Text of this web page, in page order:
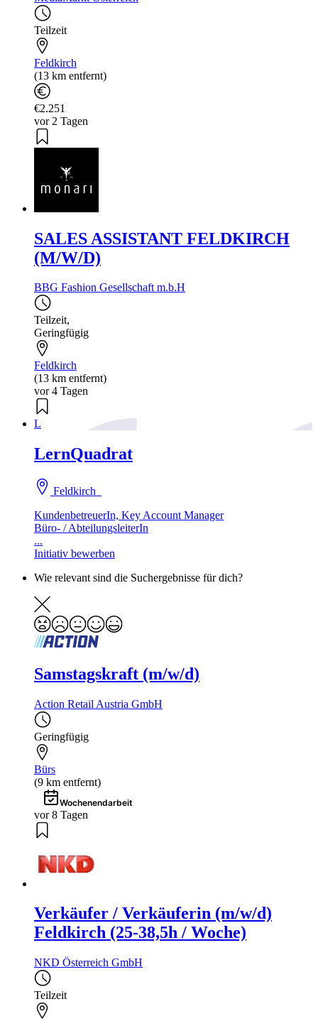
Teilzeit
Feldkirch
(13 km entfernt)
€2.251
vor 2 Tagen
SALES ASSISTANT FELDKIRCH
(M/W/D)
BBG Fashion Gesellschaft m.b.H
Teilzeit,
Geringfügig
Feldkirch
(13 km entfernt)
vor 4 Tagen
L
LernQuadrat
Feldkirch
KundenbetreuerIn, Key Account Manager
Büro- / AbteilungsleiterIn
...
Initiativ bewerben
Wie relevant sind die Suchergebnisse für dich?
Samstagskraft (m/w/d)
Action Retail Austria GmbH
Geringfügig
Bürs
(9 km entfernt)
Wochenendarbeit
vor 8 Tagen
Verkäufer / Verkäuferin (m/w/d)
Feldkirch (25-38,5h / Woche)
NKD Österreich GmbH
Teilzeit